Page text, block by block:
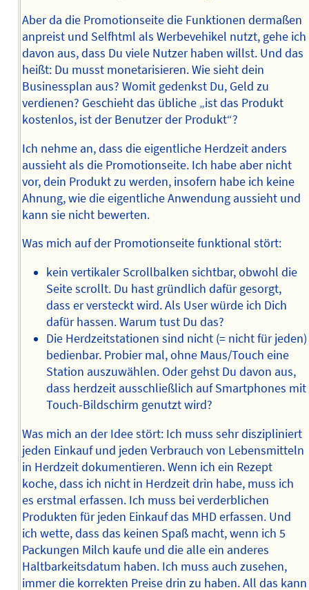
Aber da die Promotionseite die Funktionen dermaßen
anpreist und Selfhtml als Werbevehikel nutzt, gehe ich
davon aus, dass Du viele Nutzer haben willst. Und das
heißt: Du musst monetarisieren. Wie sieht dein
Businessplan aus? Womit gedenkst Du, Geld zu
verdienen? Geschieht das übliche „ist das Produkt
kostenlos, ist der Benutzer der Produkt“?
Ich nehme an, dass die eigentliche Herdzeit anders
aussieht als die Promotionseite. Ich habe aber nicht
vor, dein Produkt zu werden, insofern habe ich keine
Ahnung, wie die eigentliche Anwendung aussieht und
kann sie nicht bewerten.
Was mich auf der Promotionseite funktional stört:
kein vertikaler Scrollbalken sichtbar, obwohl die
Seite scrollt. Du hast gründlich dafür gesorgt,
dass er versteckt wird. Als User würde ich Dich
dafür hassen. Warum tust Du das?
Die Herdzeitstationen sind nicht (= nicht für jeden)
bedienbar. Probier mal, ohne Maus/Touch eine
Station auszuwählen. Oder gehst Du davon aus,
dass herdzeit ausschließlich auf Smartphones mit
Touch-Bildschirm genutzt wird?
Was mich an der Idee stört: Ich muss sehr diszipliniert
jeden Einkauf und jeden Verbrauch von Lebensmitteln
in Herdzeit dokumentieren. Wenn ich ein Rezept
koche, dass ich nicht in Herdzeit drin habe, muss ich
es erstmal erfassen. Ich muss bei verderblichen
Produkten für jeden Einkauf das MHD erfassen. Und
ich wette, dass das keinen Spaß macht, wenn ich 5
Packungen Milch kaufe und die alle ein anderes
Haltbarkeitsdatum haben. Ich muss auch zusehen,
immer die korrekten Preise drin zu haben. All das kann